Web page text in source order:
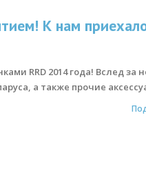
К нам
RRD 2014 года! Вслед за
а также прочие